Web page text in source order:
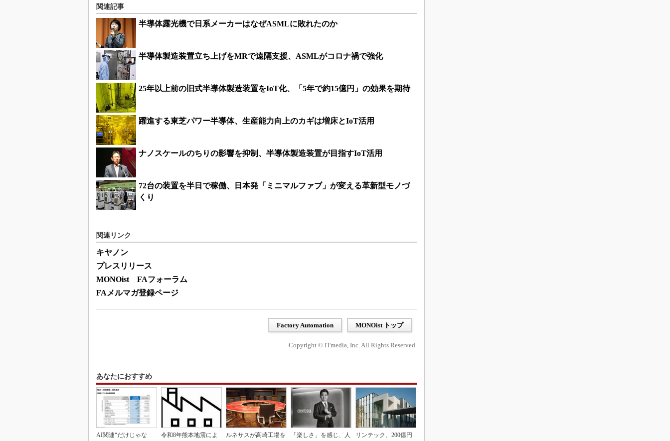
関連記事
半導体露光機で日系メーカーはなぜASMLに敗れたのか
半導体製造装置立ち上げをMRで遠隔支援、ASMLがコロナ禍で強化
25年以上前の旧式半導体製造装置をIoT化、「5年で約15億円」の効果を期待
躍進する東芝パワー半導体、生産能力向上のカギは増床とIoT活用
ナノスケールのちりの影響を抑制、半導体製造装置が目指すIoT活用
72台の装置を半日で稼働、日本発「ミニマルファブ」が変える革新型モノづ
くり
関連リンク
キヤノン
プレスリリース
MONOist FAフォーラム
FAメルマガ登録ページ
Factory Automation MONOist トップ
Copyright © ITmedia, Inc. All Rights Reserved.
あなたにおすすめ
AI関連“だけじゃな
令和8年熊本地震によ
ルネサスが高崎工場を
「楽しさ」を感じ、人
リンテック、200億円